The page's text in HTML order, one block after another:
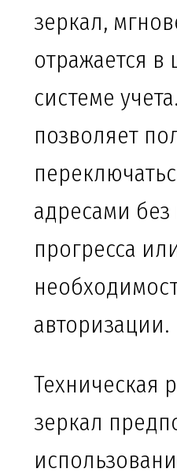
зеркал,
отражается в
системе
позволяет
адресами без
прогресса
авторизации.
Техническая
зеркал